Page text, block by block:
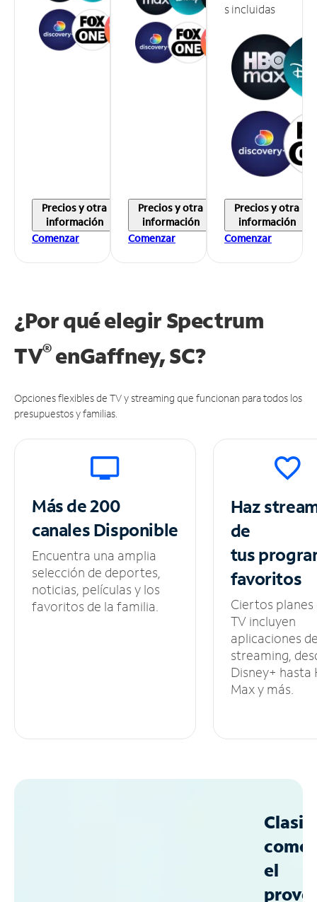
Precios y otra
información
Comenzar
Precios y otra
información
Comenzar
s incluidas
Precios y otra
información
Comenzar
¿Por qué elegir Spectrum
TV®enGaffney, SC?
Opciones flexibles de TV y streaming que funcionan para todos los
presupuestos y familias.
Más de 200
canalesDisponible
Encuentra una amplia
selección de deportes,
noticias, películas y los
favoritos de la familia.
Haz
de
tus
favoritos
Ciertos planes
TV incluyen
aplicaciones
streaming,
Disney+ hasta
Max y más.
como
el